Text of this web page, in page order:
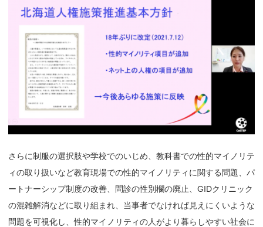
さらに制服の選択肢や学校でのいじめ、教科書での性的マイノリテ
ィの取り扱いなど教育現場での性的マイノリティに関する問題、パ
ートナーシップ制度の改善、問診の性別欄の廃止、GIDクリニック
の混雑解消などに取り組まれ、当事者でなければ見えにくいような
問題を可視化し、性的マイノリティの人がより暮らしやすい社会に